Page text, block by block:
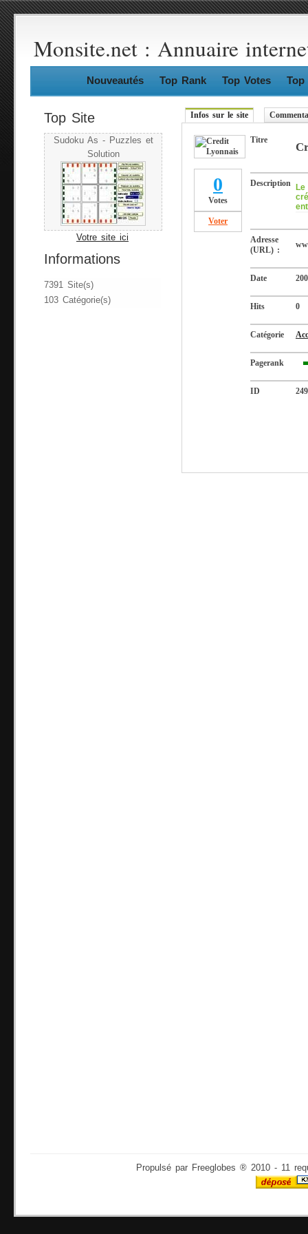
Monsite.net : Annuaire
Nouveautés Top Rank Top Votes Top
Top Site
Sudoku As - Puzzles et
Solution
Votre site ici
Informations
7391 Site(s)
103 Catégorie(s)
Infos sur le site
0
Votes
Voter
Titre
Description
Adresse
(URL) :
Date
Hits 0
Catégorie
Pagerank
ID 249
Propulsé par Freeglobes ® 2010 - 11